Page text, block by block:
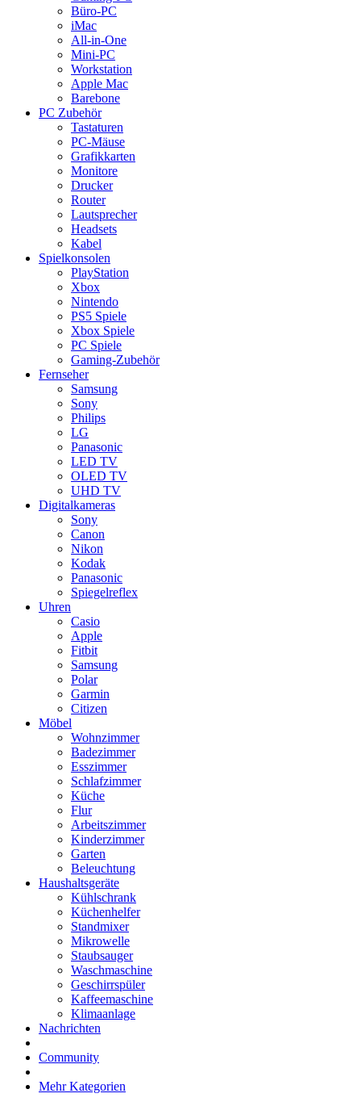
Büro-PC
iMac
All-in-One
Mini-PC
Workstation
Apple Mac
Barebone
PC Zubehör
Tastaturen
PC-Mäuse
Grafikkarten
Monitore
Drucker
Router
Lautsprecher
Headsets
Kabel
Spielkonsolen
PlayStation
Xbox
Nintendo
PS5 Spiele
Xbox Spiele
PC Spiele
Gaming-Zubehör
Fernseher
Samsung
Sony
Philips
LG
Panasonic
LED TV
OLED TV
UHD TV
Digitalkameras
Sony
Canon
Nikon
Kodak
Panasonic
Spiegelreflex
Uhren
Casio
Apple
Fitbit
Samsung
Polar
Garmin
Citizen
Möbel
Wohnzimmer
Badezimmer
Esszimmer
Schlafzimmer
Küche
Flur
Arbeitszimmer
Kinderzimmer
Garten
Beleuchtung
Haushaltsgeräte
Kühlschrank
Küchenhelfer
Standmixer
Mikrowelle
Staubsauger
Waschmaschine
Geschirrspüler
Kaffeemaschine
Klimaanlage
Nachrichten
Community
Mehr Kategorien